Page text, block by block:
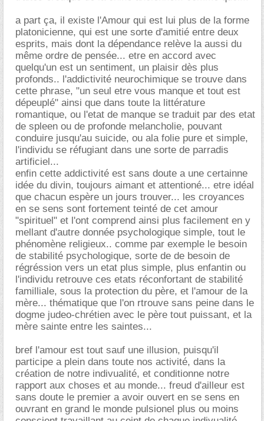
a part ça, il existe l'Amour qui est lui plus de la forme
platonicienne, qui est une sorte d'amitié entre deux
esprits, mais dont la dépendance relève la aussi du
même ordre de pensée... etre en accord avec
quelqu'un est un sentiment, un plaisir dès plus
profonds.. l'addictivité neurochimique se trouve dans
cette phrase, "un seul etre vous manque et tout est
dépeuplé" ainsi que dans toute la littérature
romantique, ou l'etat de manque se traduit par des etat
de spleen ou de profonde melancholie, pouvant
conduire jusqu'au suicide, ou ala folie pure et simple,
l'individu se réfugiant dans une sorte de parradis
artificiel...
enfin cette addictivité est sans doute a une certainne
idée du divin, toujours aimant et attentioné... etre idéal
que chacun espère un jours trouver... les croyances
en se sens sont fortement teinté de cet amour
"spirituel" et l'ont comprend ainsi plus facilement en y
mellant d'autre donnée psychologique simple, tout le
phénomène religieux.. comme par exemple le besoin
de stabilité psychologique, sorte de de besoin de
régréssion vers un etat plus simple, plus enfantin ou
l'individu retrouve ces etats réconfortant de stabilité
familliale, sous la protection du père, et l'amour de la
mère... thématique que l'on rtrouve sans peine dans le
dogme judeo-chrétien avec le père tout puissant, et la
mère sainte entre les saintes...
bref l'amour est tout sauf une illusion, puisqu'il
participe a plein dans toute nos activité, dans la
création de notre indivualité, et conditionne notre
rapport aux choses et au monde... freud d'ailleur est
sans doute le premier a avoir ouvert en se sens en
ouvrant en grand le monde pulsionel plus ou moins